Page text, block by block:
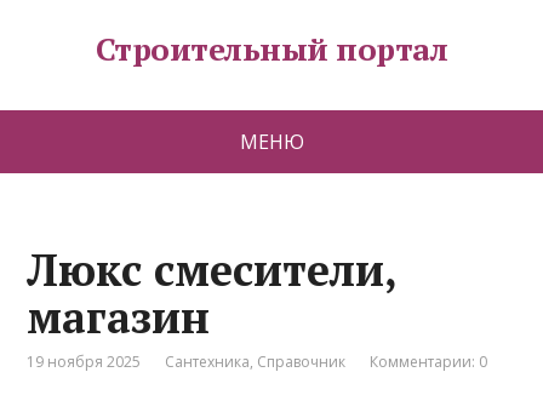
Строительный портал
МЕНЮ
Люкс смесители,
магазин
19 ноября 2025 Сантехника, Справочник Комментарии: 0